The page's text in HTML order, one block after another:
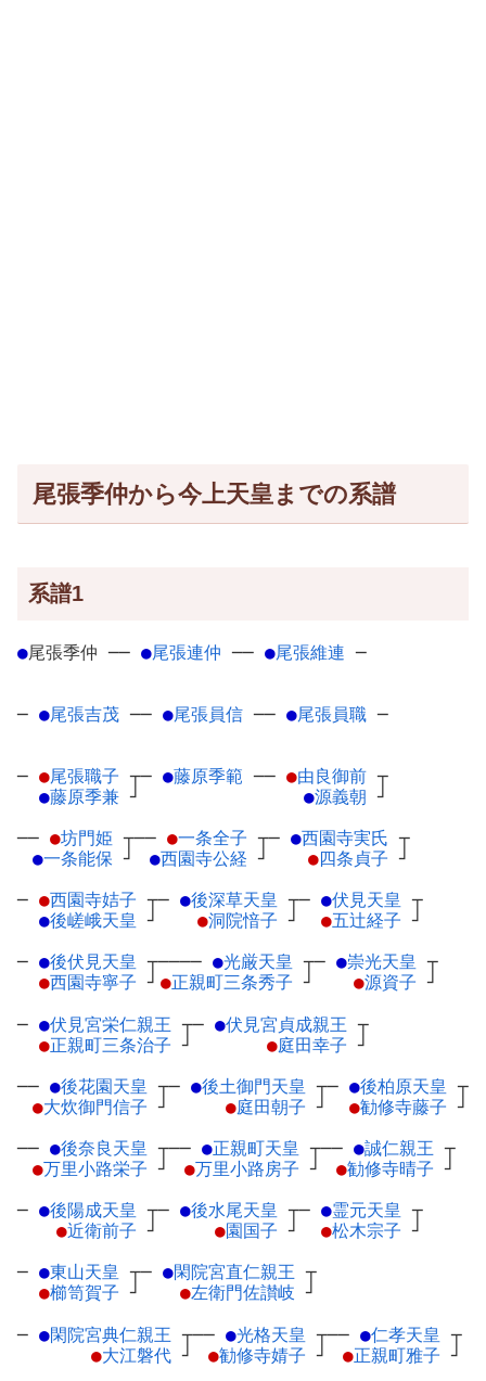
尾張季仲から今上天皇までの系譜
系譜1
●尾張季仲 ── ●尾張連仲 ── ●尾張維連 ─
─ ●尾張吉茂 ── ●尾張員信 ── ●尾張員職 ─
─ ●尾張職子 ┬
●藤原季兼 ┘
─ ●藤原季範 ── ●由良御前 ┬
●源義朝 ┘
── ●坊門姫 ┬
●一条能保 ┘
── ●一条全子 ┬
●西園寺公経 ┘
─ ●西園寺実氏 ┬
●四条貞子 ┘
─ ●西園寺姞子 ┬
●後嵯峨天皇 ┘
─ ●後深草天皇 ┬
●洞院愔子 ┘
─ ●伏見天皇 ┬
●五辻経子 ┘
─ ●後伏見天皇 ┬
●西園寺寧子 ┘
──── ●光厳天皇 ┬
●正親町三条秀子 ┘
─ ●崇光天皇 ┬
●源資子 ┘
─ ●伏見宮栄仁親王 ┬
●正親町三条治子 ┘
─ ●伏見宮貞成親王 ┬
●庭田幸子 ┘
── ●後花園天皇 ┬
●大炊御門信子 ┘
─ ●後土御門天皇 ┬
●庭田朝子 ┘
─ ●後柏原天皇 ┬
●勧修寺藤子 ┘
── ●後奈良天皇 ┬
●万里小路栄子 ┘
── ●正親町天皇 ┬
●万里小路房子 ┘
── ●誠仁親王 ┬
●勧修寺晴子 ┘
─ ●後陽成天皇 ┬
●近衛前子 ┘
─ ●後水尾天皇 ┬
●園国子 ┘
─ ●霊元天皇 ┬
●松木宗子 ┘
─ ●東山天皇 ┬
●櫛笥賀子 ┘
─ ●閑院宮直仁親王 ┬
●左衛門佐讃岐 ┘
─ ●閑院宮典仁親王 ┬
●大江磐代 ┘
── ●光格天皇 ┬
●勧修寺婧子 ┘
── ●仁孝天皇 ┬
●正親町雅子 ┘